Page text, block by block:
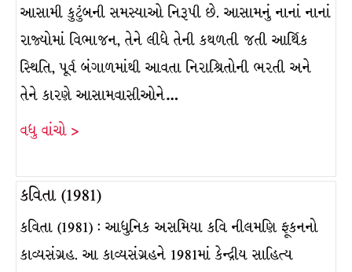
આસામી કુટુંબની સમસ્યાઓ નિરૂપી છે. આસામનું નાનાં નાનાં
રાજ્યોમાં વિભાજન, તેને લીધે તેની કથળતી જતી આર્થિક
સ્થિતિ, પૂર્વ બંગાળમાંથી આવતા નિરાશ્રિતોની ભરતી અને
તેને કારણે આસામવાસીઓને…
વધુ વાંચો >
કવિતા (1981)
કવિતા (1981) : આધુનિક અસમિયા કવિ નીલમણિ ફૂકનનો
કાવ્યસંગ્રહ. આ કાવ્યસંગ્રહને 1981માં કેન્દ્રીય સાહિત્ય